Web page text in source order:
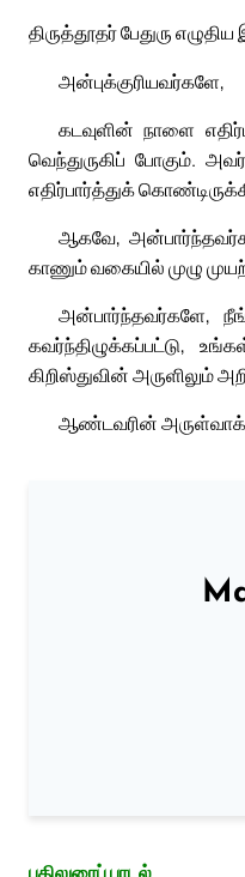
திருத்தூதர் பேதுரு
அன்புக்குரியவர்களே,
கடவுளின் நாளை
வெந்துருகிப் போகும்.
எதிர்பார்த்துக்
ஆகவே,
காணும் வகையில் முழு
அன்பார்ந்தவர்களே,
கவர்ந்திழுக்கப்பட்டு,
கிறிஸ்துவின் அருளிலும்
ஆண்டவரின்